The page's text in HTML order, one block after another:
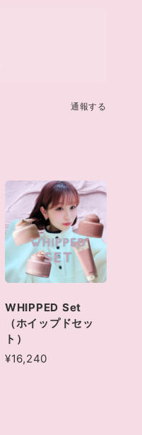
通報する
WHIPPED Set
（ホイップドセッ
ト）
¥16,240